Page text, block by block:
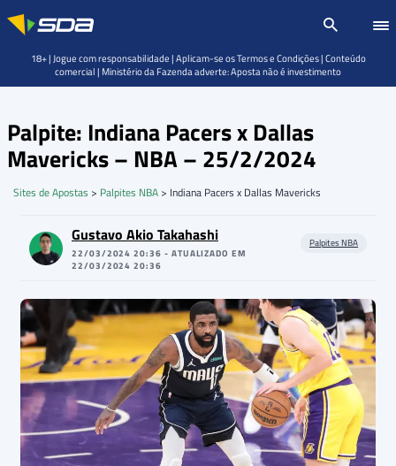
Palpite: Indiana Pacers x Dallas
Mavericks – NBA – 25/2/2024
Sites de Apostas > Palpites NBA > Indiana Pacers x Dallas Mavericks
Gustavo Akio Takahashi
22/03/2024 20:36 - ATUALIZADO EM
22/03/2024 20:36
Palpites NBA
18+ | Jogue com responsabilidade | Aplicam-se os Termos e Condições | Conteúdo
comercial | Ministério da Fazenda adverte: Aposta não é investimento